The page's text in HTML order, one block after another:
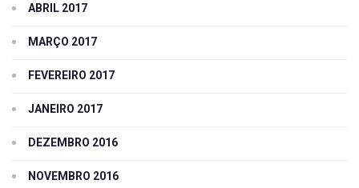
ABRIL 2017
MARÇO 2017
FEVEREIRO 2017
JANEIRO 2017
DEZEMBRO 2016
NOVEMBRO 2016